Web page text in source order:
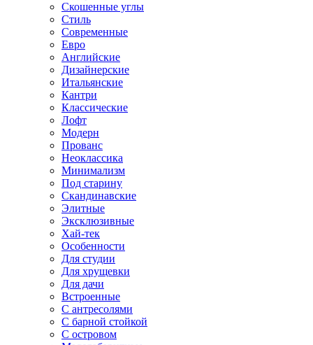
Скошенные углы
Стиль
Современные
Евро
Английские
Дизайнерские
Итальянские
Кантри
Классические
Лофт
Модерн
Прованс
Неоклассика
Минимализм
Под старину
Скандинавские
Элитные
Эксклюзивные
Хай-тек
Особенности
Для студии
Для хрущевки
Для дачи
Встроенные
С антресолями
С барной стойкой
С островом